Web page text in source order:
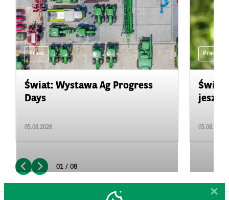
Prasa
Świat: Wystawa Ag Progress
Days
05.08.2026
Prasa
Świat:
05.08.2026
01 / 08